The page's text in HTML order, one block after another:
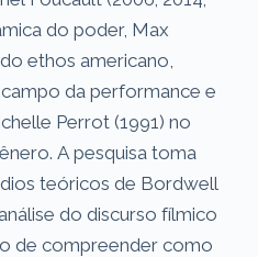
do poder, Max
ethos americano,
da performance e
Perrot (1991) no
A pesquisa toma
teóricos de Bordwell
do discurso fílmico
de compreender como